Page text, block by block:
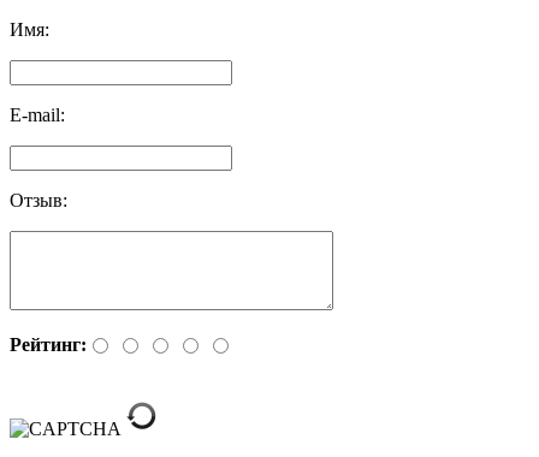
Имя:
E-mail:
Отзыв:
Рейтинг: